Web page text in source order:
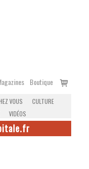
Boutique
Voir
VOUS
CULTURE
VIDÉOS